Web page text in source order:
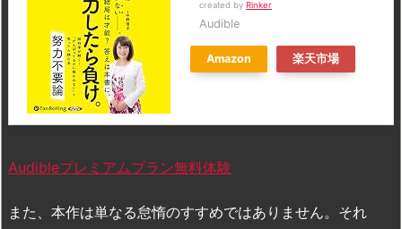
created by Rinker
Audible
Amazon 楽天市場
Audibleプレミアムプラン無料体験
また、本作は単なる怠惰のすすめではありません。それ